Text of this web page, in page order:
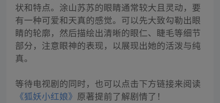
状和特点。涂山苏苏的眼睛通常较大且灵动，要
有一种可爱和天真的感觉。可以先大致勾勒出眼
睛的轮廓，然后描绘出清晰的眼仁、睫毛等细节
部分，注意眼神的表现，以展现出她的活泼与纯
真。
等待电视剧的同时，也可以点击下方链接来阅读
《狐妖小红娘》 原著提前了解剧情了！